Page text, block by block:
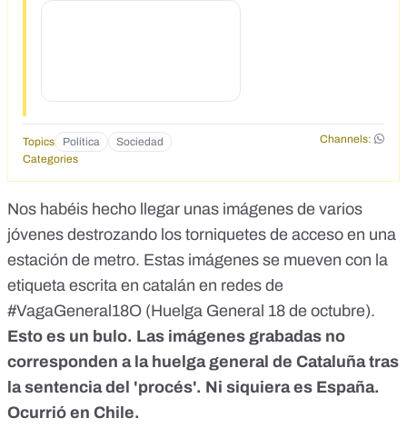
Topics Política Sociedad
Channels:
Categories
Nos habéis hecho llegar unas imágenes de varios
jóvenes destrozando los torniquetes de acceso en una
estación de metro. Estas imágenes se mueven con la
etiqueta escrita en catalán en redes de
#VagaGeneral18O (Huelga General 18 de octubre).
Esto es un bulo. Las imágenes grabadas no
corresponden a la huelga general de Cataluña tras
la sentencia del 'procés'. Ni siquiera es España.
Ocurrió en Chile.